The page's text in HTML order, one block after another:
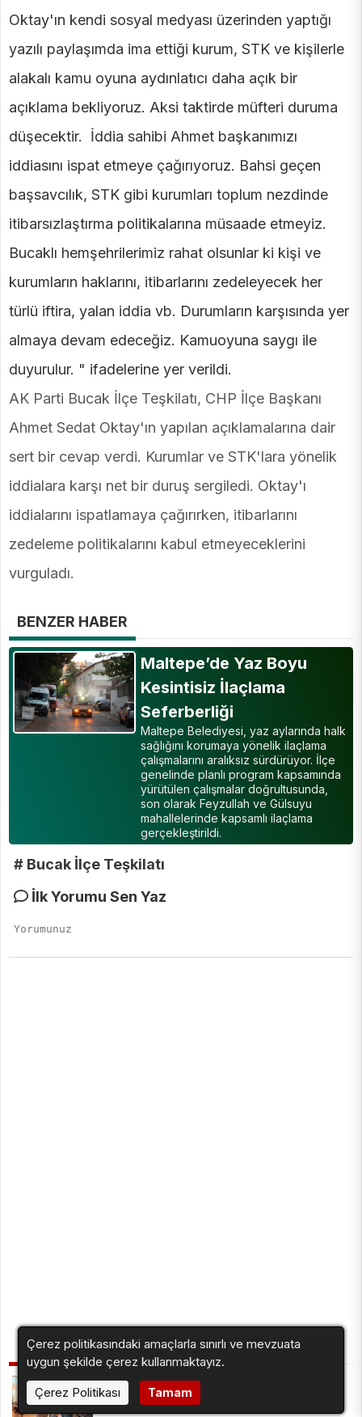
Oktay'ın kendi sosyal medyası üzerinden yaptığı
yazılı paylaşımda ima ettiği kurum, STK ve kişilerle
alakalı kamu oyuna aydınlatıcı daha açık bir
açıklama bekliyoruz. Aksi taktirde müfteri duruma
düşecektir. İddia sahibi Ahmet başkanımızı
iddiasını ispat etmeye çağırıyoruz. Bahsi geçen
başsavcılık, STK gibi kurumları toplum nezdinde
itibarsızlaştırma politikalarına müsaade etmeyiz.
Bucaklı hemşehrilerimiz rahat olsunlar ki kişi ve
kurumların haklarını, itibarlarını zedeleyecek her
türlü iftira, yalan iddia vb. Durumların karşısında yer
almaya devam edeceğiz. Kamuoyuna saygı ile
duyurulur. " ifadelerine yer verildi.
AK Parti Bucak İlçe Teşkilatı, CHP İlçe Başkanı
Ahmet Sedat Oktay'ın yapılan açıklamalarına dair
sert bir cevap verdi. Kurumlar ve STK'lara yönelik
iddialara karşı net bir duruş sergiledi. Oktay'ı
iddialarını ispatlamaya çağırırken, itibarlarını
zedeleme politikalarını kabul etmeyeceklerini
vurguladı.
BENZER HABER
Maltepe’de Yaz Boyu
Kesintisiz İlaçlama
Seferberliği
Maltepe Belediyesi, yaz aylarında halk
sağlığını korumaya yönelik ilaçlama
çalışmalarını aralıksız sürdürüyor. İlçe
genelinde planlı program kapsamında
yürütülen çalışmalar doğrultusunda,
son olarak Feyzullah ve Gülsuyu
mahallelerinde kapsamlı ilaçlama
gerçekleştirildi.
# Bucak İlçe Teşkilatı
İlk Yorumu Sen Yaz
İLGİNİZİ ÇEKEBİLİR
İzmit Belediyesi’nden Muhtarlara Doğum
Günü Ziyareti
Çerez politikasındaki amaçlarla sınırlı ve mevzuata
uygun şekilde çerez kullanmaktayız.
Çerez Politikası
Tamam